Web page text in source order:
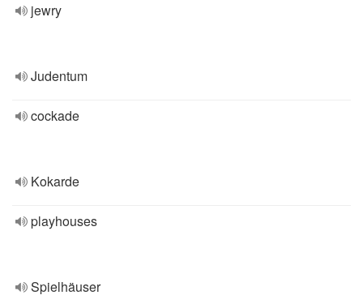
jewry
Judentum
cockade
Kokarde
playhouses
Spielhäuser